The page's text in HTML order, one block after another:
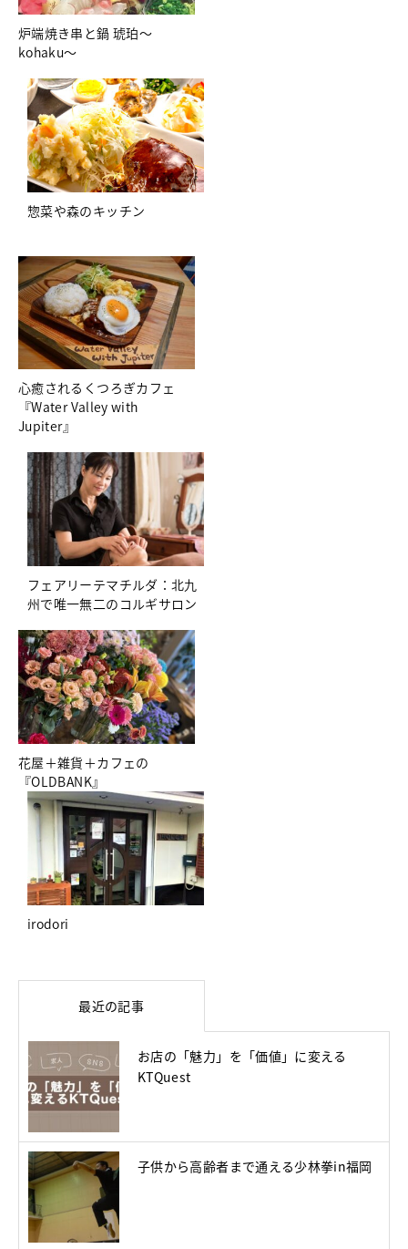
炉端焼き串と鍋 琥珀～
kohaku～
惣菜や森のキッチン
心癒されるくつろぎカフェ
『Water Valley with
Jupiter』
フェアリーテマチルダ：北九
州で唯一無二のコルギサロン
花屋＋雑貨＋カフェの
『OLDBANK』
irodori
最近の記事
お店の「魅力」を「価値」に変える
KTQuest
子供から高齢者まで通える少林拳in福岡